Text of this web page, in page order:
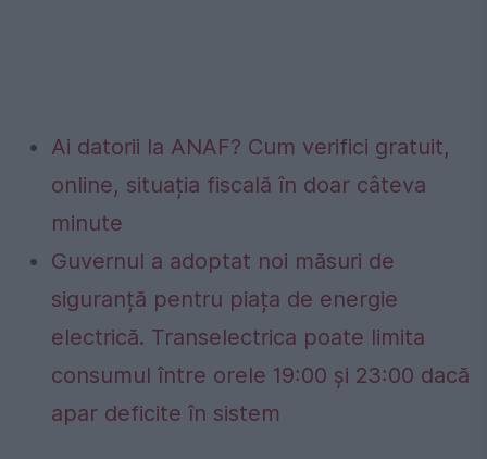
Ai datorii la ANAF? Cum verifici gratuit,
online, situația fiscală în doar câteva
minute
Guvernul a adoptat noi măsuri de
siguranță pentru piața de energie
electrică. Transelectrica poate limita
consumul între orele 19:00 și 23:00 dacă
apar deficite în sistem